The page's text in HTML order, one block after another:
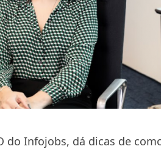
do Infojobs, dá dicas de